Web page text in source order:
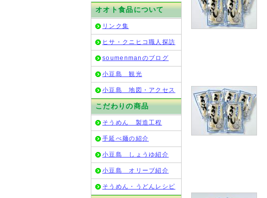
オオト食品について
リンク集
ヒサ・クニヒコ職人探訪
soumenmanのブログ
小豆島 観光
小豆島 地図・アクセス
こだわりの商品
そうめん 製造工程
手延べ麺の紹介
小豆島 しょうゆ紹介
小豆島 オリーブ紹介
そうめん・うどんレシピ